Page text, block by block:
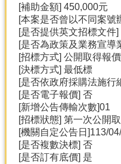
[補助金額] 450,000元
[本案是否曾以不同案號
[是否提供英文招標文件
[是否為政策及業務宣導
[招標方式] 公開取得報
[決標方式] 最低標
[是否依政府採購法施行
[是否電子報價] 否
[新增公告傳輸次數]01
[招標狀態] 第一次公開
[機關自定公告日]113/
[是否複數決標] 否
[是否訂有底價] 是